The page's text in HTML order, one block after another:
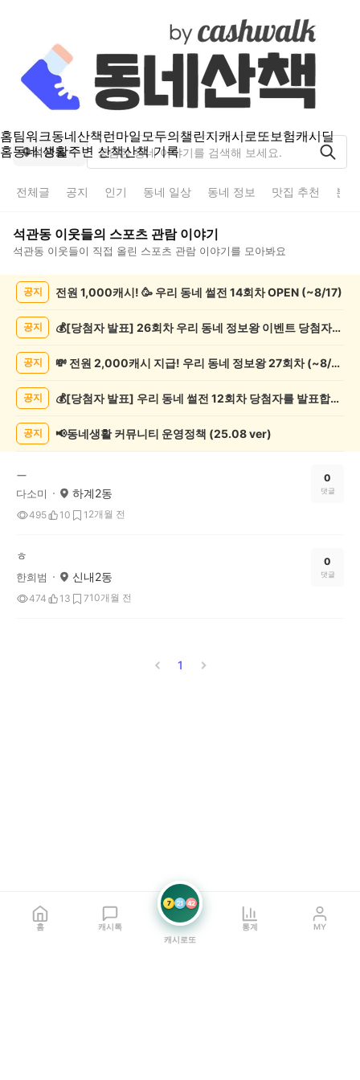
홈팀워크동네산책런마일모두의챌린지캐시로또보험캐시딜
홈동네 생활주변 산책산책 기록
석관동
전체글 공지 인기 동네 일상 동네 정보 맛집 추천 분
석관동 이웃들의 스포츠 관람이야기
석관동 이웃들이 직접 올린 스포츠 관람 이야기를 모아봐요
목
공지 전원 1,000캐시! 🥳 우리 동네 썰전 14회차 OPEN (~8/17)
공지 💰[당첨자 발표] 26회차 우리 동네 정보왕 이벤트 당첨자를 발표합니다!
공지 💸 전원 2,000캐시 지급! 우리 동네 정보왕 27회차 (~8/10)
공지 💰[당첨자 발표] 우리 동네 썰전 12회차 당첨자를 발표합니다!
공지 📢동네생활 커뮤니티 운영정책 (25.08 ver)
ㅡ
다소미 하계2동
495 10 1 2개월 전
0
댓글
ㅎ
한희범 신내2동
474 13 710개월 전
0
댓글
1
홈 캐시톡
7 21 42
캐시로또
통계 MY